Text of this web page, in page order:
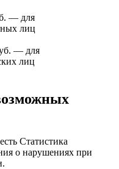
— для
лиц
— для
лиц
Статистика
о нарушениях при